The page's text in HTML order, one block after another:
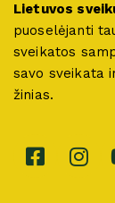
Lietuvos
puoselėjanti
sveikatos
savo sveikata
žinias.